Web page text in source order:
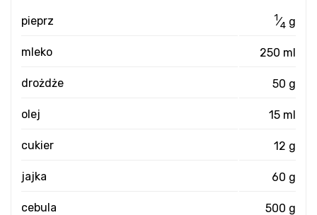
pieprz 1⁄4 g
mleko 250 ml
drożdże 50 g
olej 15 ml
cukier 12 g
jajka 60 g
cebula 500 g